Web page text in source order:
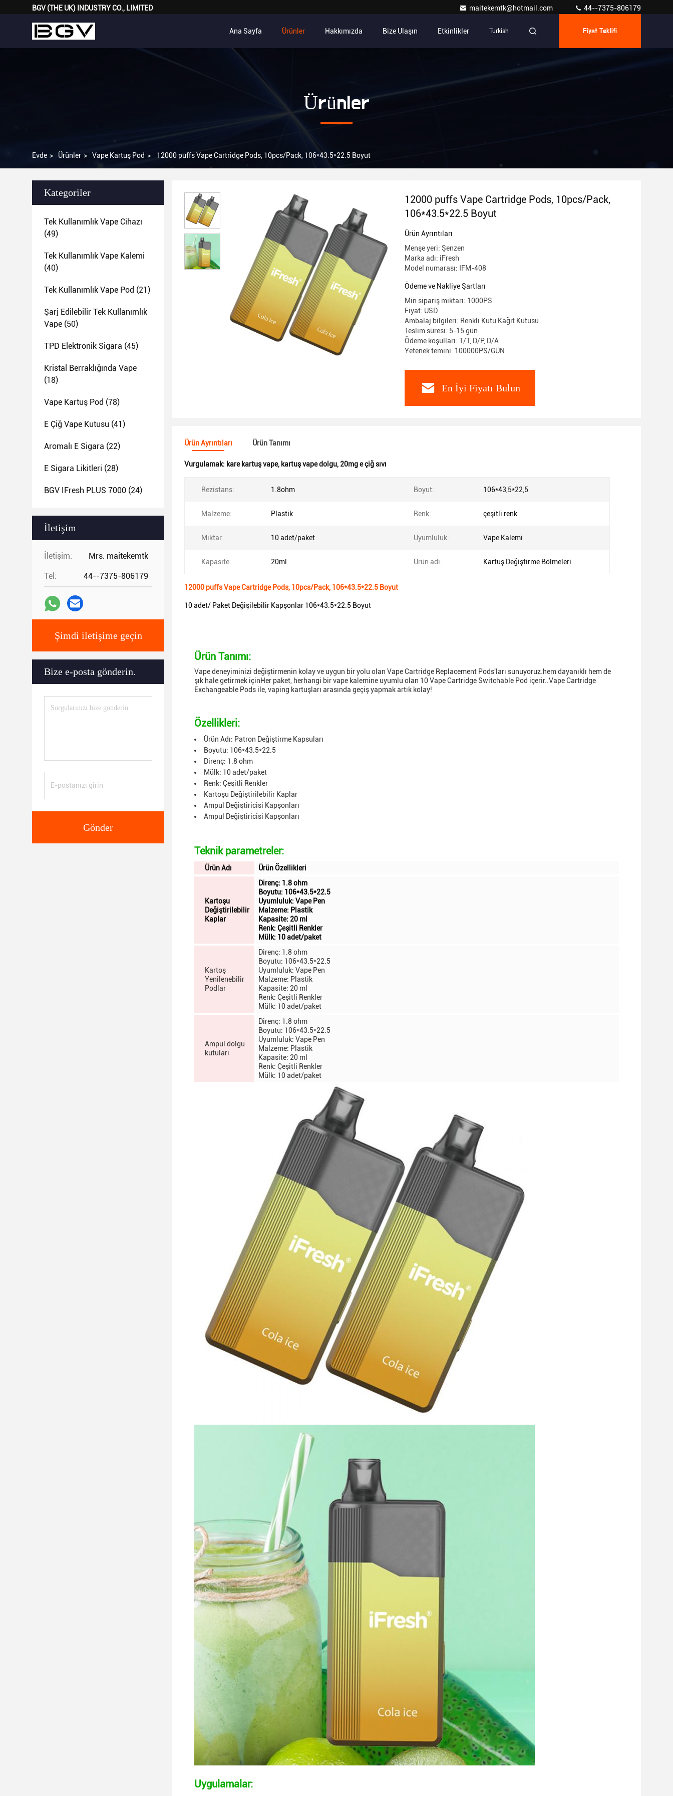
BGV (THE UK) INDUSTRY CO., LIMITED maitekemtk@hotmail.com 44--7375-806179
Ana Sayfa Ürünler Hakkımızda Bize Ulaşın Etkinlikler Turkish Fiyat Teklifi
Ürünler
Evde > Ürünler > Vape Kartuş Pod > 12000 puffs Vape Cartridge Pods, 10pcs/Pack, 106*43.5*22.5 Boyut
Kategoriler
Tek Kullanımlık Vape Cihazı
(49)
Tek Kullanımlık Vape Kalemi
(40)
Tek Kullanımlık Vape Pod (21)
Şarj Edilebilir Tek Kullanımlık
Vape (50)
TPD Elektronik Sigara (45)
Kristal Berraklığında Vape
(18)
Vape Kartuş Pod (78)
E Çiğ Vape Kutusu (41)
Aromalı E Sigara (22)
E Sigara Likitleri (28)
BGV IFresh PLUS 7000 (24)
İletişim
İletişim: Mrs. maitekemtk
Tel: 44--7375-806179
Şimdi iletişime geçin
Bize e-posta gönderin.
Gönder
12000 puffs Vape Cartridge Pods, 10pcs/Pack,
106*43.5*22.5 Boyut
Ürün Ayrıntıları
Menşe yeri: Şenzen
Marka adı: iFresh
Model numarası: IFM-408
Ödeme ve Nakliye Şartları
Min sipariş miktarı: 1000PS
Fiyat: USD
Ambalaj bilgileri: Renkli Kutu Kağıt Kutusu
Teslim süresi: 5-15 gün
Ödeme koşulları: T/T, D/P, D/A
Yetenek temini: 100000PS/GÜN
En İyi Fiyatı Bulun
Ürün Ayrıntıları Ürün Tanımı
Vurgulamak: kare kartuş vape, kartuş vape dolgu, 20mg e çiğ sıvı
Rezistans: 1.8ohm Boyut: 106*43,5*22,5
Malzeme: Plastik Renk: çeşitli renk
Miktar: 10 adet/paket Uyumluluk: Vape Kalemi
Kapasite: 20ml Ürün adı: Kartuş Değiştirme Bölmeleri
12000 puffs Vape Cartridge Pods, 10pcs/Pack, 106*43.5*22.5 Boyut
10 adet/ Paket Değişilebilir Kapşonlar 106*43.5*22.5 Boyut
Ürün Tanımı:
Vape deneyiminizi değiştirmenin kolay ve uygun bir yolu olan Vape Cartridge Replacement Pods'ları sunuyoruz.hem dayanıklı hem de
şık hale getirmek içinHer paket, herhangi bir vape kalemine uyumlu olan 10 Vape Cartridge Switchable Pod içerir..Vape Cartridge
Exchangeable Pods ile, vaping kartuşları arasında geçiş yapmak artık kolay!
Özellikleri:
Ürün Adı: Patron Değiştirme Kapsuları
Boyutu: 106*43.5*22.5
Direnç: 1.8 ohm
Mülk: 10 adet/paket
Renk: Çeşitli Renkler
Kartoşu Değiştirilebilir Kaplar
Ampul Değiştiricisi Kapşonları
Ampul Değiştiricisi Kapşonları
Teknik parametreler:
Ürün Adı Ürün Özellikleri
Kartoşu
Değiştirilebilir
Kaplar
Direnç: 1.8 ohm
Boyutu: 106*43.5*22.5
Uyumluluk: Vape Pen
Malzeme: Plastik
Kapasite: 20 ml
Renk: Çeşitli Renkler
Mülk: 10 adet/paket
Kartoş
Yenilenebilir
Podlar
Direnç: 1.8 ohm
Boyutu: 106*43.5*22.5
Uyumluluk: Vape Pen
Malzeme: Plastik
Kapasite: 20 ml
Renk: Çeşitli Renkler
Mülk: 10 adet/paket
Ampul dolgu
kutuları
Direnç: 1.8 ohm
Boyutu: 106*43.5*22.5
Uyumluluk: Vape Pen
Malzeme: Plastik
Kapasite: 20 ml
Renk: Çeşitli Renkler
Mülk: 10 adet/paket
Uygulamalar: